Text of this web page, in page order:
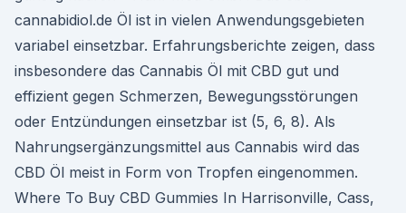
cannabidiol.de Öl ist in vielen Anwendungsgebieten
variabel einsetzbar. Erfahrungsberichte zeigen, dass
insbesondere das Cannabis Öl mit CBD gut und
effizient gegen Schmerzen, Bewegungsstörungen
oder Entzündungen einsetzbar ist (5, 6, 8). Als
Nahrungsergänzungsmittel aus Cannabis wird das
CBD Öl meist in Form von Tropfen eingenommen.
Where To Buy CBD Gummies In Harrisonville, Cass,